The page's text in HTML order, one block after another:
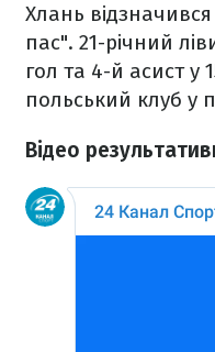
Хлань
пас". 21-річний
гол та 4-й асист у
польський клуб у
Відео